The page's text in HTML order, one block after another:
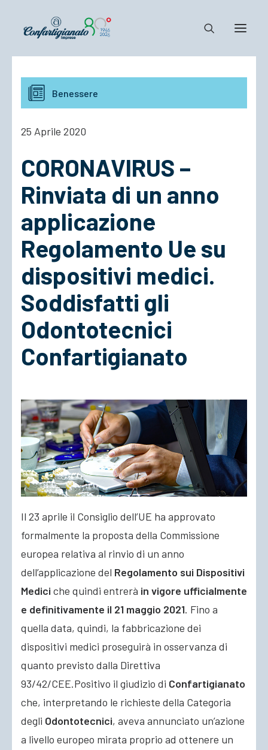
Notizie e Documenti
Confartigianato
Cosa Facciamo
ACCEDI
Benessere
25 Aprile 2020
CORONAVIRUS –
Rinviata di un anno
applicazione
Regolamento Ue su
dispositivi medici.
Soddisfatti gli
Odontotecnici
Confartigianato
Il 23 aprile il Consiglio dell’UE ha approvato
formalmente la proposta della Commissione
europea relativa al rinvio di un anno
dell’applicazione del Regolamento sui Dispositivi
Medici che quindi entrerà in vigore ufficialmente
e definitivamente il 21 maggio 2021. Fino a
quella data, quindi, la fabbricazione dei
dispositivi medici proseguirà in osservanza di
quanto previsto dalla Direttiva
93/42/CEE.Positivo il giudizio di Confartigianato
che, interpretando le richieste della Categoria
degli Odontotecnici, aveva annunciato un’azione
a livello europeo mirata proprio ad ottenere un